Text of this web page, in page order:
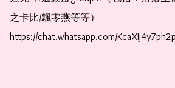
之卡比/飄零燕等等）
https://chat.whatsapp.com/